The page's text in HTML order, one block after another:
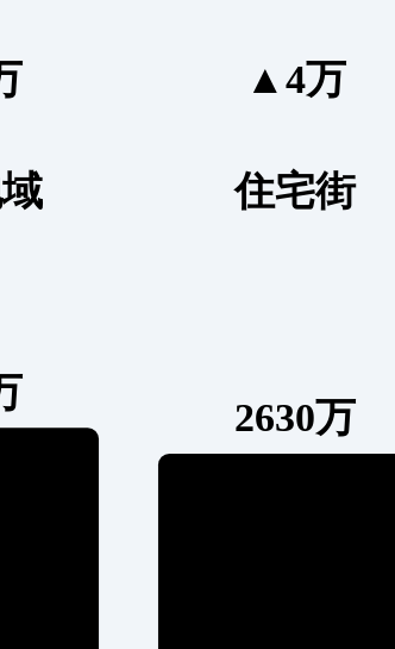
▲4万
住宅街
2630万